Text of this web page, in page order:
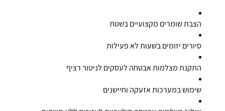
הצבת שומרים מקצועיים בשטח
סיורים יזומים בשעות לא פעילות
התקנת מצלמות אבטחה לעסקים לניטור רציף
שימוש במערכות אזעקה וחיישנים